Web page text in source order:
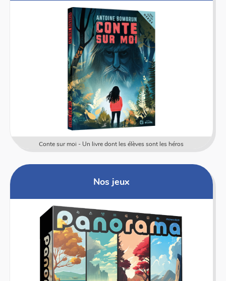
Conte sur moi - Un livre dont les élèves sont les héros
Nos jeux